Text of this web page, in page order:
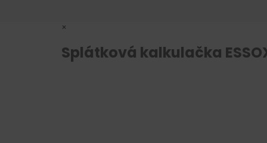
×
Splátková kalkulačka